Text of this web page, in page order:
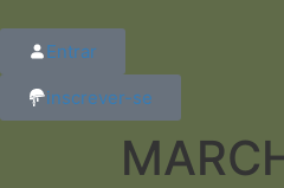
Entrar
inscrever-se